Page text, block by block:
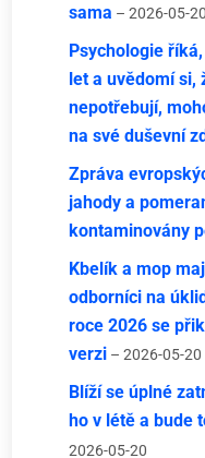
sama – 2026-05-20
Psychologie
let a uvědomí
nepotřebují,
na své duševní
Zpráva
jahody a
kontaminovány
Kbelík a mop
odborníci na
roce 2026 se
verzi – 2026-05-20
Blíží se úplné
ho v létě a bude
2026-05-20